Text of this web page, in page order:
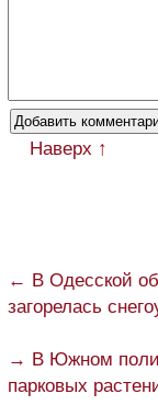
Наверх ↑
← В Одесской
загорелась
→ В Южном
парковых